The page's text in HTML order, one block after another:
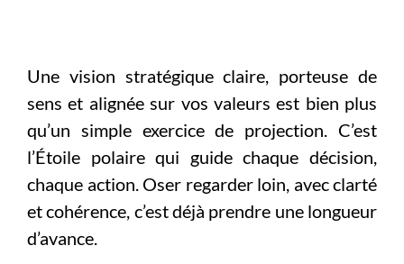
Une vision stratégique claire, porteuse de
sens et alignée sur vos valeurs est bien plus
qu’un simple exercice de projection. C’est
l’Étoile polaire qui guide chaque décision,
chaque action. Oser regarder loin, avec clarté
et cohérence, c’est déjà prendre une longueur
d’avance.